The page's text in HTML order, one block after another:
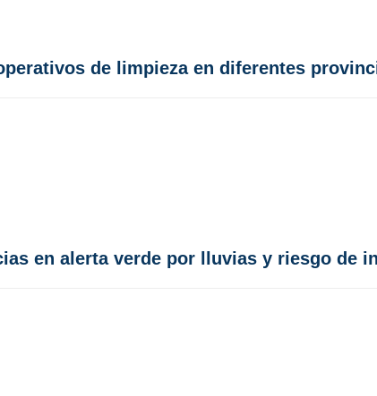
de limpieza en diferentes
en alerta verde por lluvias y riesgo de